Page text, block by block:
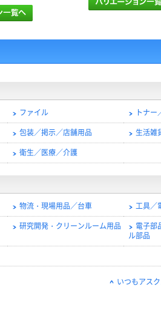
ファイル トナ
包装／掲示／店舗用品 生活雑
衛生／医療／介護
物流・現場用品／台車 工具／
研究開発・クリーンルーム用品
電子部
ル部品
いつもアス